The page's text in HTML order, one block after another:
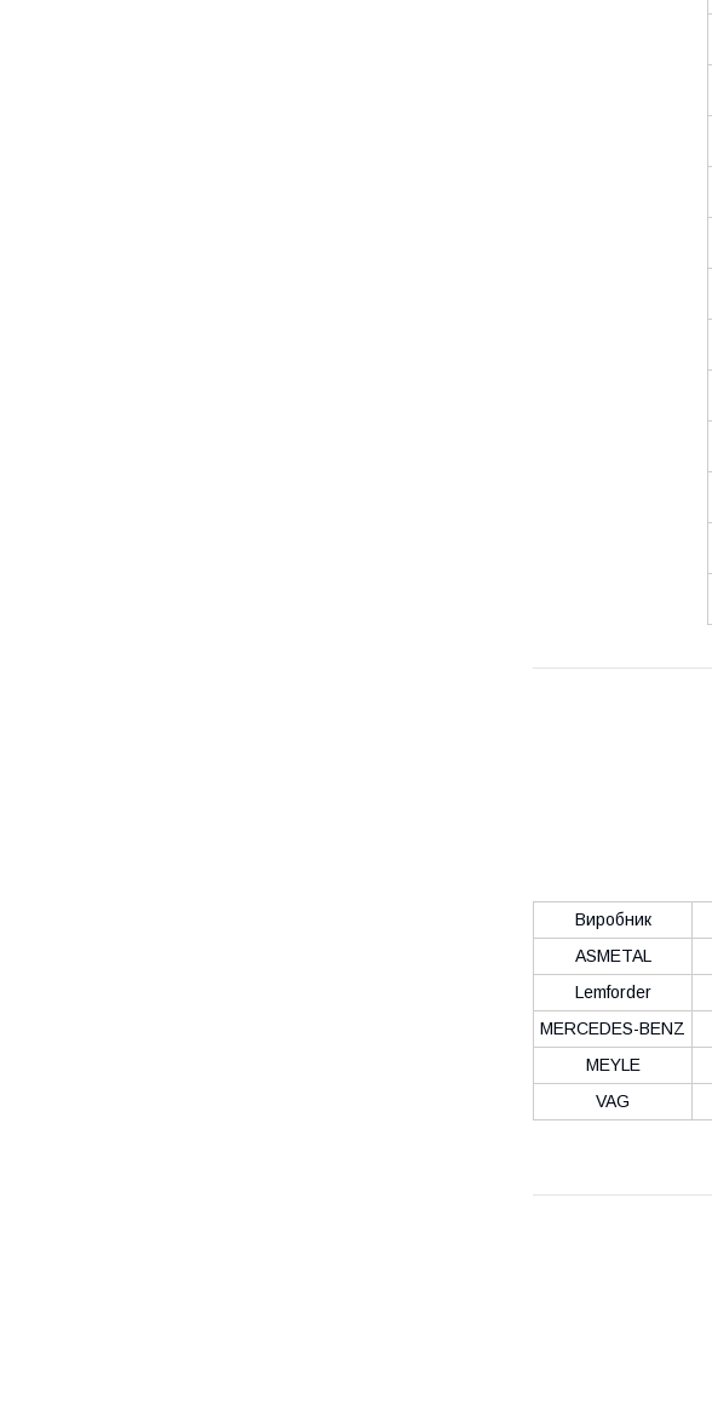
Виробник
ASMETAL
Lemforder
MERCEDES-BENZ
MEYLE
VAG